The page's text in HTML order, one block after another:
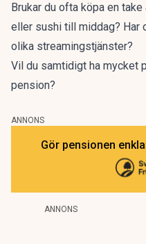
Brukar du ofta köpa en
eller sushi till middag? Har
olika streamingstjänster?
Vil du samtidigt ha mycket
pension?
ANNONS
Gör pensionen
ANNONS